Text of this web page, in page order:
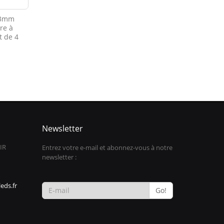
à
de 4
Newsletter
Entrez votre e-mail et abonnez-vous à notre
newsletter :
Go!